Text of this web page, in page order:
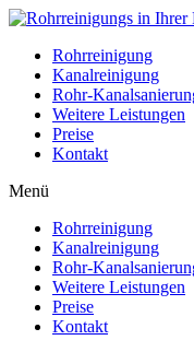
Zum
wechselnRohrreinigung
Kanalreinigung
Rohr-
Weitere Leistungen
Preise
Kontakt
Menü
Rohrreinigung
Kanalreinigung
Rohr-
Weitere Leistungen
Preise
Kontakt